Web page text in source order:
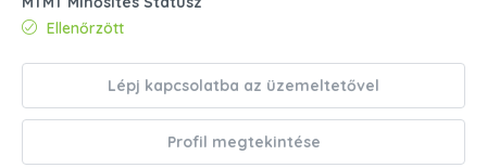
Ellenőrzött
Lépj kapcsolatba az üzemeltetővel
Profil megtekintése